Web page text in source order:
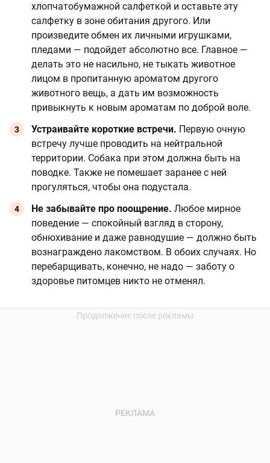
хлопчатобумажной салфеткой и оставьте эту
салфетку в зоне обитания другого. Или
произведите обмен их личными игрушками,
пледами — подойдет абсолютно все. Главное —
делать это не насильно, не тыкать животное
лицом в пропитанную ароматом другого
животного вещь, а дать им возможность
привыкнуть к новым ароматам по доброй воле.
Устраивайте короткие встречи. Первую очную
встречу лучше проводить на нейтральной
территории. Собака при этом должна быть на
поводке. Также не помешает заранее с ней
прогуляться, чтобы она подустала.
Не забывайте про поощрение. Любое мирное
поведение — спокойный взгляд в сторону,
обнюхивание и даже равнодушие — должно быть
вознаграждено лакомством. В обоих случаях. Но
перебарщивать, конечно, не надо — заботу о
здоровье питомцев никто не отменял.